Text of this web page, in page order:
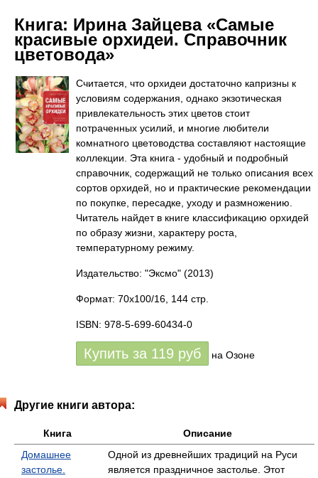
Книга: Ирина Зайцева «Самые
красивые орхидеи. Справочник
цветовода»
Считается, что орхидеи достаточно капризны к
условиям содержания, однако экзотическая
привлекательность этих цветов стоит
потраченных усилий, и многие любители
комнатного цветоводства составляют настоящие
коллекции. Эта книга - удобный и подробный
справочник, содержащий не только описания всех
сортов орхидей, но и практические рекомендации
по покупке, пересадке, уходу и размножению.
Читатель найдет в книге классификацию орхидей
по образу жизни, характеру роста,
температурному режиму.
Издательство: "Эксмо" (2013)
Формат: 70x100/16, 144 стр.
ISBN: 978-5-699-60434-0
Купить за 119 руб на Озоне
Другие книги автора:
Книга
Описание
Домашнее
застолье.
Одной из древнейших традиций на Руси
является праздничное застолье. Этот